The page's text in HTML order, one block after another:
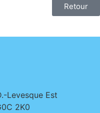
Retour
Levesque Est
2K0